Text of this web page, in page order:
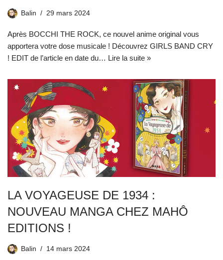
Balin 29 mars 2024
Après BOCCHI THE ROCK, ce nouvel anime original vous
apportera votre dose musicale ! Découvrez GIRLS BAND CRY
! EDIT de l’article en date du… Lire la suite »
LA VOYAGEUSE DE 1934 :
NOUVEAU MANGA CHEZ MAHÔ
EDITIONS !
Balin 14 mars 2024